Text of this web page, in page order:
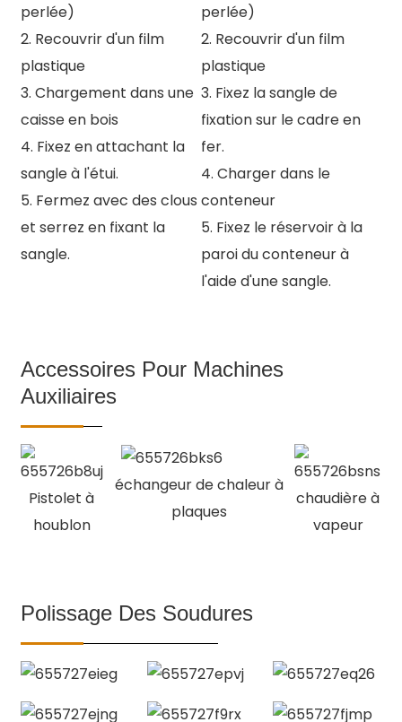
perlée)
2. Recouvrir d'un film
plastique
3. Chargement dans une
caisse en bois
4. Fixez en attachant la
sangle à l'étui.
5. Fermez avec des clous
et serrez en fixant la
sangle.
perlée)
2. Recouvrir d'un film
plastique
3. Fixez la sangle de
fixation sur le cadre en
fer.
4. Charger dans le
conteneur
5. Fixez le réservoir à la
paroi du conteneur à
l'aide d'une sangle.
Accessoires Pour Machines
Auxiliaires
Pistolet à
houblon
échangeur de chaleur à
plaques
chaudière à
vapeur
Polissage Des Soudures